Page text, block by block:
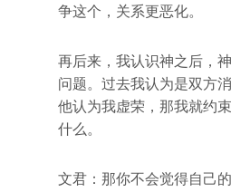
争这个，关系更恶化。
再后来，我认识神之后，
问题。过去我认为是双方
他认为我虚荣，那我就约
什么。
文君：那你不会觉得自己